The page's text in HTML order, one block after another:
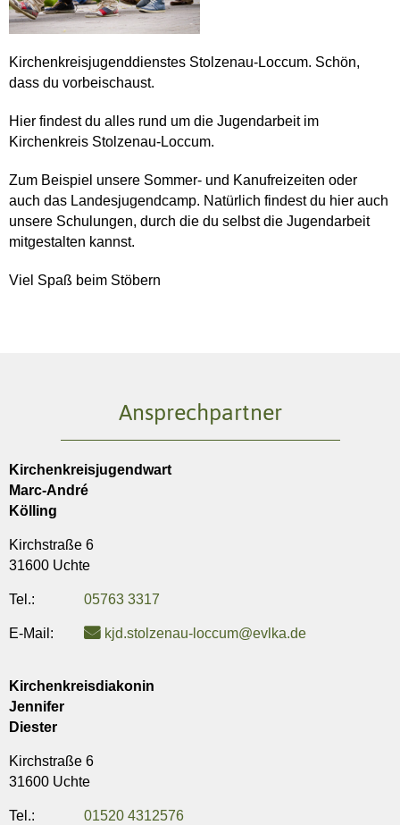
Kirchenkreisjugenddienstes Stolzenau-Loccum. Schön,
dass du vorbeischaust.
Hier findest du alles rund um die Jugendarbeit im
Kirchenkreis Stolzenau-Loccum.
Zum Beispiel unsere Sommer- und Kanufreizeiten oder
auch das Landesjugendcamp. Natürlich findest du hier auch
unsere Schulungen, durch die du selbst die Jugendarbeit
mitgestalten kannst.
Viel Spaß beim Stöbern
Ansprechpartner
Kirchenkreisjugendwart
Marc-André
Kölling
Kirchstraße 6
31600 Uchte
Tel.: 05763 3317
E-Mail: kjd.stolzenau-loccum@evlka.de
Kirchenkreisdiakonin
Jennifer
Diester
Kirchstraße 6
31600 Uchte
Tel.: 01520 4312576